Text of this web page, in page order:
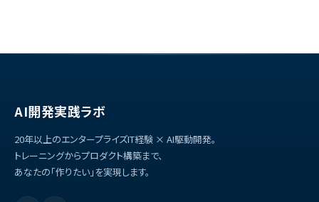
AI開発実践ラボ
20年以上のエンタープライズIT経験 × AI駆動開発。
トレーニングからプロダクト構築まで、
あなたの「作りたい」を実現します。